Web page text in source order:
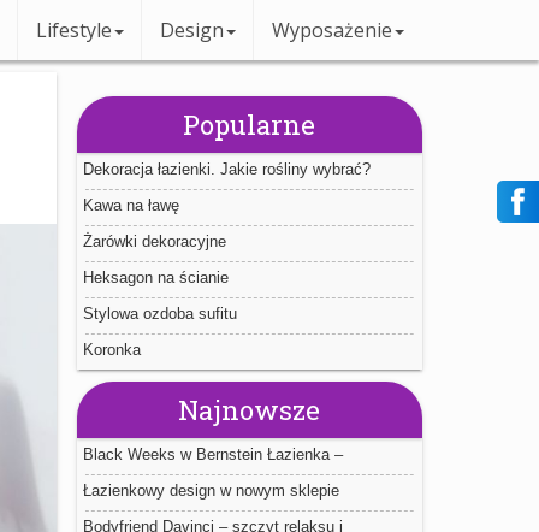
Lifestyle Design Wyposażenie
Popularne
Dekoracja łazienki. Jakie rośliny wybrać?
Kawa na ławę
Żarówki dekoracyjne
Heksagon na ścianie
Stylowa ozdoba sufitu
Koronka
Najnowsze
Black Weeks w Bernstein Łazienka –
największa wyprzedaż roku!
Łazienkowy design w nowym sklepie
internetowym Bernstein
Bodyfriend Davinci – szczyt relaksu i